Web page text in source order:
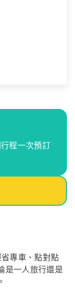
程一次預訂
專車、點對點
是一人旅行還是